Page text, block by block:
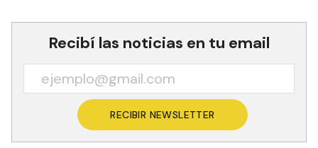
Recibí las noticias en tu email
RECIBIR NEWSLETTER